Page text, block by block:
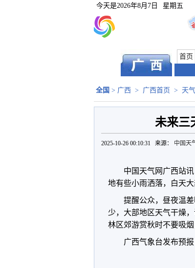
今天是2026年8月7日 星期五
首页
全国 > 广西 > 广西首页 > 天
未来三
2025-10-26 00:10:31 来源： 中国天
中国天气网广西站
地有些小雨洒落，白天
提醒公众，昼夜温
少，大部地区天气干燥
林区郊游赏秋时不要吸
广西气象台发布预报